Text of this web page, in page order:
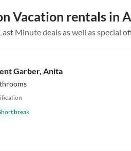
Vacation rentals in
Minute deals as well as special
Garber, Anita
break